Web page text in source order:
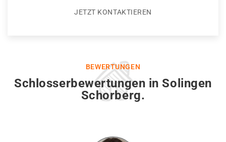
JETZT KONTAKTIEREN
BEWERTUNGEN
Schlosserbewertungen in Solingen
Schorberg.